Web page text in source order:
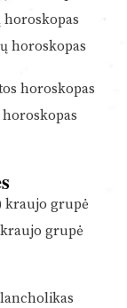
horoskopas
horoskopas
horoskopas
horoskopas
kraujo grupė
grupė